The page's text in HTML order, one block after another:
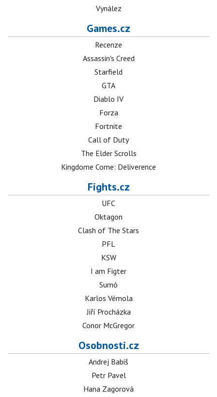
Vynález
Games.cz
Recenze
Assassin's Creed
Starfield
GTA
Diablo IV
Forza
Fortnite
Call of Duty
The Elder Scrolls
Kingdome Come: Deliverence
Fights.cz
UFC
Oktagon
Clash of The Stars
PFL
KSW
I am Figter
Sumó
Karlos Vémola
Jiří Procházka
Conor McGregor
Osobnosti.cz
Andrej Babiš
Petr Pavel
Hana Zagorová